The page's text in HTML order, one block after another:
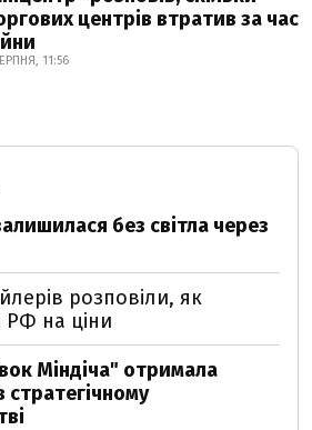
центрів втратив за час
11:56
без світла через
розповіли, як
РФ на ціни
Міндіча" отримала
стратегічному